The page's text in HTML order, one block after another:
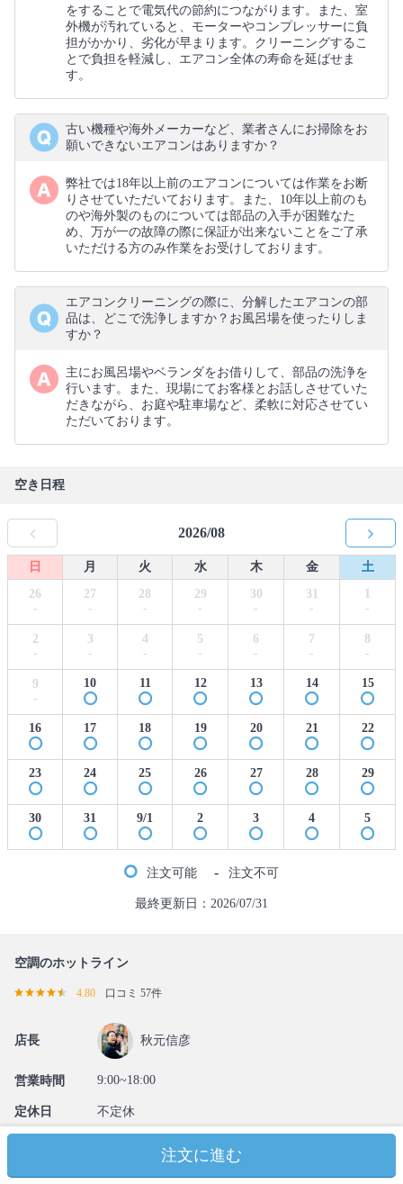
をすることで電気代の節約につながります。また、室
外機が汚れていると、モーターやコンプレッサーに負
担がかかり、劣化が早まります。クリーニングするこ
とで負担を軽減し、エアコン全体の寿命を延ばせま
す。
古い機種や海外メーカーなど、業者さんにお掃除をお
願いできないエアコンはありますか？
弊社では18年以上前のエアコンについては作業をお断
りさせていただいております。また、10年以上前のも
のや海外製のものについては部品の入手が困難なた
め、万が一の故障の際に保証が出来ないことをご了承
いただける方のみ作業をお受けしております。
エアコンクリーニングの際に、分解したエアコンの部
品は、どこで洗浄しますか？お風呂場を使ったりしま
すか？
主にお風呂場やベランダをお借りして、部品の洗浄を
行います。また、現場にてお客様とお話しさせていた
だきながら、お庭や駐車場など、柔軟に対応させてい
ただいております。
空き日程
2026/08
日 月 火 水 木 金
土
26
-
27
-
28
-
29
-
30
-
31
-
1
-
2
-
3
-
4
-
5
-
6
-
7
-
8
-
9
-
10 11 12 13 14 15
16 17 18 19 20 21 22
23 24 25 26 27 28 29
30 31 9/1 2 3 4 5
注文可能 - 注文不可
最終更新日：2026/07/31
空調のホットライン
4.80 口コミ 57件
店長 秋元信彦
営業時間 9:00~18:00
定休日 不定休
ション箱崎公園206
注文に進む